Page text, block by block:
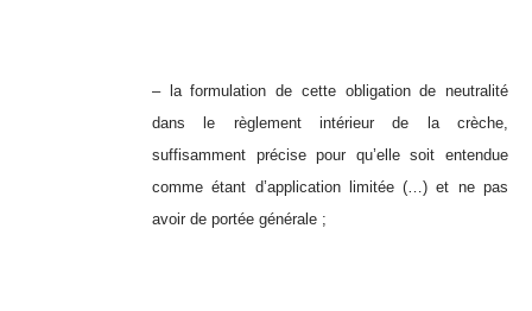
– la formulation de cette obligation de neutralité
dans le règlement intérieur de la crèche,
suffisamment précise pour qu’elle soit entendue
comme étant d’application limitée (…) et ne pas
avoir de portée générale ;